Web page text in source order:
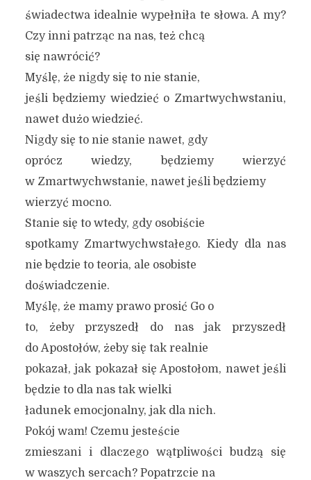
świadectwa idealnie wypełniła te słowa. A my?
Czy inni patrząc na nas, też chcą
się nawrócić?
Myślę, że nigdy się to nie stanie,
jeśli będziemy wiedzieć o Zmartwychwstaniu,
nawet dużo wiedzieć.
Nigdy się to nie stanie nawet, gdy
oprócz wiedzy, będziemy wierzyć
w Zmartwychwstanie, nawet jeśli będziemy
wierzyć mocno.
Stanie się to wtedy, gdy osobiście
spotkamy Zmartwychwstałego. Kiedy dla nas
nie będzie to teoria, ale osobiste
doświadczenie.
Myślę, że mamy prawo prosić Go o
to, żeby przyszedł do nas jak przyszedł
do Apostołów, żeby się tak realnie
pokazał, jak pokazał się Apostołom, nawet jeśli
będzie to dla nas tak wielki
ładunek emocjonalny, jak dla nich.
Pokój wam! Czemu jesteście
zmieszani i dlaczego wątpliwości budzą się
w waszych sercach? Popatrzcie na